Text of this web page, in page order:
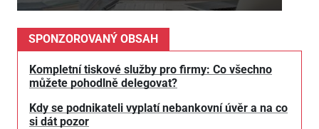
SPONZOROVANÝ OBSAH
Kompletní tiskové služby pro firmy: Co všechno
můžete pohodlně delegovat?
Kdy se podnikateli vyplatí nebankovní úvěr a na co
si dát pozor